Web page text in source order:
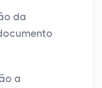
da
a